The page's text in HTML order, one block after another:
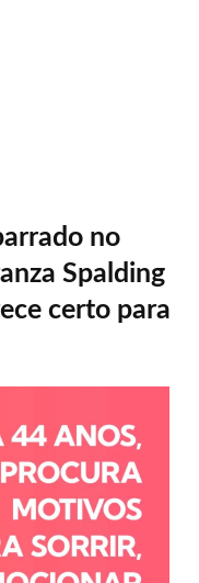
no
Spalding
certo para